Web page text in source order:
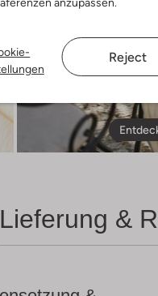
Reject
Lieferung &